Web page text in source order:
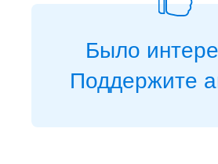
Было
Поддержите